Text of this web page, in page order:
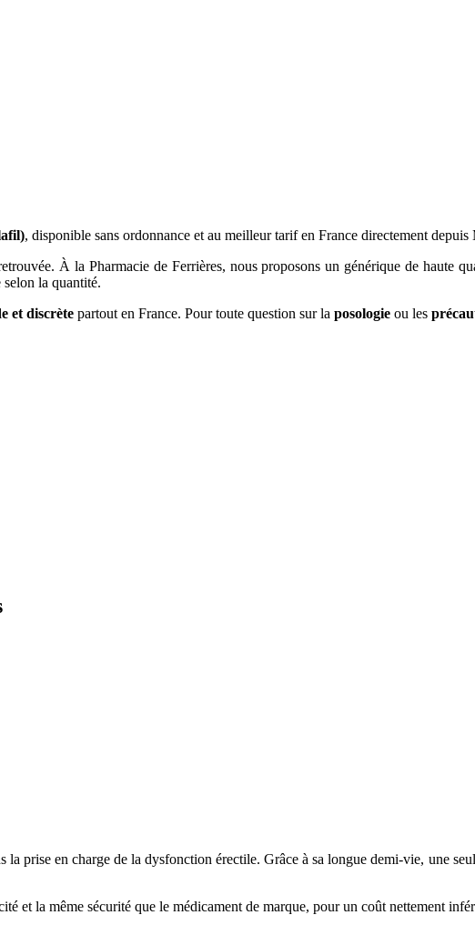
, disponible sans ordonnance et au meilleur tarif en France directement depuis
À la Pharmacie de Ferrières, nous proposons un générique de haute
la quantité.
et discrète partout en France. Pour toute question sur la posologie ou les
prise en charge de la dysfonction érectile. Grâce à sa longue demi-vie, une
et la même sécurité que le médicament de marque, pour un coût nettement